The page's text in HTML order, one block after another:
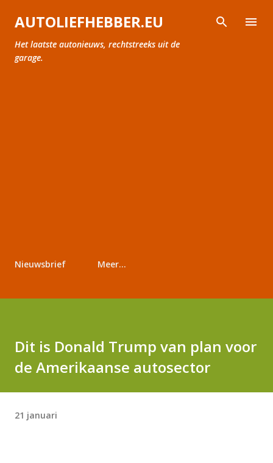
Doorgaan naar hoofdcontent
AUTOLIEFHEBBER.EU
Het laatste autonieuws, rechtstreeks uit de
garage.
Nieuwsbrief Meer…
Dit is Donald Trump van plan voor
de Amerikaanse autosector
21 januari